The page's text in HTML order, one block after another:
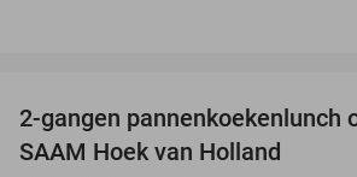
2-gangen pannenkoekenlunch
SAAM Hoek van Holland